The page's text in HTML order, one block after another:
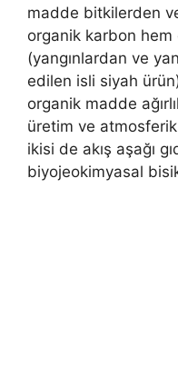
madde bitkilerden
organik karbon
(yangınlardan ve
edilen isli siyah
organik madde
üretim ve
ikisi de akış aşağı
biyojeokimyasal